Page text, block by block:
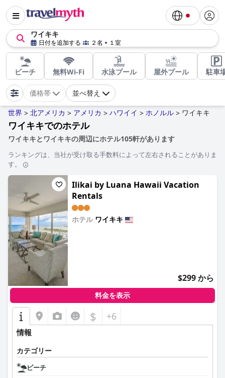
ワイキキ
日付を追加する ２名 １室
ビーチ 無料Wi-Fi 水泳プール 屋外プール 駐車
価格帯 並べ替え
世界 > 北アメリカ > アメリカ > ハワイイ > ホノルル > ワイキキ
ワイキキでのホテル
ワイキキとワイキキの周辺にホテル105軒があります
ランキングは、当社が受け取る手数料によって左右されることがありま
す。
Ilikai by Luana Hawaii Vacation
Rentals
ホテル ワイキキ
$299 から
料金を表示
$ +6
情報
カテゴリー
ビーチ